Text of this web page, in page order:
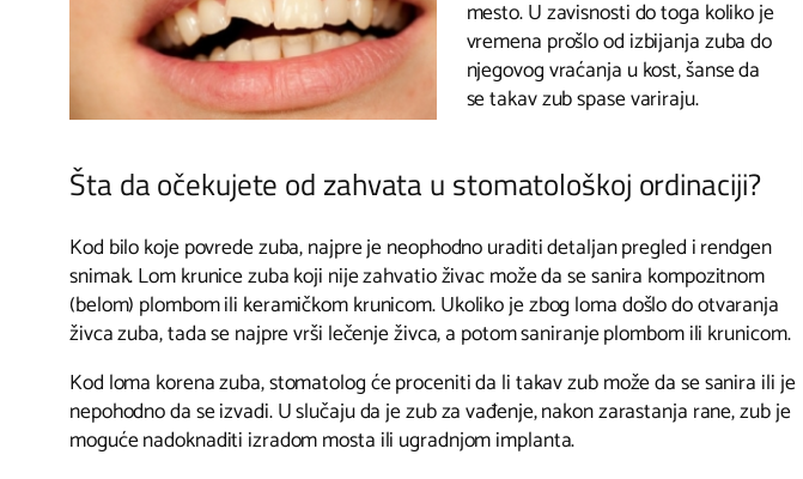
mesto. U zavisnosti do toga koliko je
vremena prošlo od izbijanja zuba do
njegovog vraćanja u kost, šanse da
se takav zub spase variraju.
Šta da očekujete od zahvata u stomatološkoj ordinaciji?
Kod bilo koje povrede zuba, najpre je neophodno uraditi detaljan pregled i rendgen
snimak. Lom krunice zuba koji nije zahvatio živac može da se sanira kompozitnom
(belom) plombom ili keramičkom krunicom. Ukoliko je zbog loma došlo do otvaranja
živca zuba, tada se najpre vrši lečenje živca, a potom saniranje plombom ili krunicom.
Kod loma korena zuba, stomatolog će proceniti da li takav zub može da se sanira ili je
nepohodno da se izvadi. U slučaju da je zub za vađenje, nakon zarastanja rane, zub je
moguće nadoknaditi izradom mosta ili ugradnjom implanta.